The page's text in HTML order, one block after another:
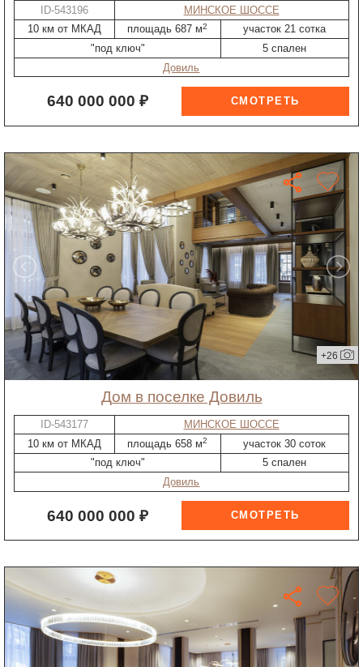
ID-543196
МИНСКОЕ ШОССЕ
10 км от МКАД
площадь 687 м2
участок 21 сотка
"под ключ"
5 спален
Довиль
640 000 000 ₽
+26
дом в поселке Довиль
ID-543177
МИНСКОЕ ШОССЕ
10 км от МКАД
площадь 658 м2
участок 30 соток
"под ключ"
5 спален
Довиль
640 000 000 ₽